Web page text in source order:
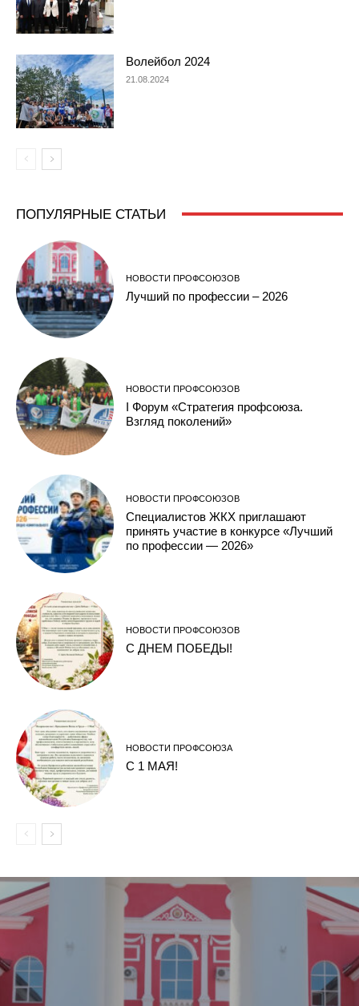
Волейбол 2024
21.08.2024
ПОПУЛЯРНЫЕ СТАТЬИ
НОВОСТИ ПРОФСОЮЗОВ
Лучший по профессии – 2026
НОВОСТИ ПРОФСОЮЗОВ
I Форум «Стратегия профсоюза.
Взгляд поколений»
НОВОСТИ ПРОФСОЮЗОВ
Специалистов ЖКХ приглашают
принять участие в конкурсе «Лучший
по профессии — 2026»
НОВОСТИ ПРОФСОЮЗОВ
С ДНЕМ ПОБЕДЫ!
НОВОСТИ ПРОФСОЮЗА
C 1 МАЯ!